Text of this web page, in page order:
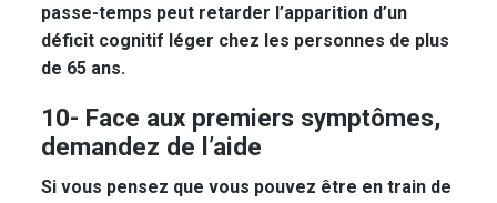
passe-temps peut retarder l’apparition d’un
déficit cognitif léger chez les personnes de plus
de 65 ans.
10- Face aux premiers symptômes,
demandez de l’aide
Si vous pensez que vous pouvez être en train de